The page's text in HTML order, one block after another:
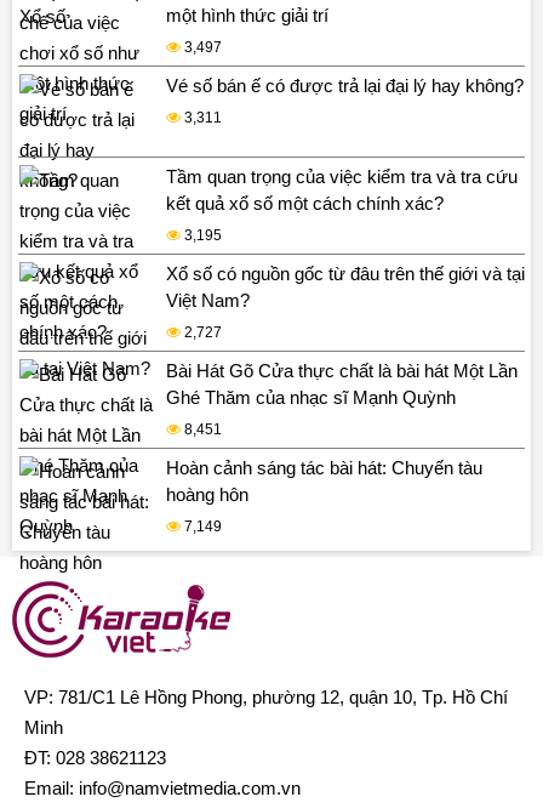
một hình thức giải trí
3,497
Vé số bán ế có được trả lại đại lý hay không?
3,311
Tầm quan trọng của việc kiểm tra và tra cứu
kết quả xổ số một cách chính xác?
3,195
Xổ số có nguồn gốc từ đâu trên thế giới và tại
Việt Nam?
2,727
Bài Hát Gõ Cửa thực chất là bài hát Một Lần
Ghé Thăm của nhạc sĩ Mạnh Quỳnh
8,451
Hoàn cảnh sáng tác bài hát: Chuyến tàu
hoàng hôn
7,149
VP: 781/C1 Lê Hồng Phong, phường 12, quận 10, Tp. Hồ Chí
Minh
ĐT: 028 38621123
Email: info@namvietmedia.com.vn